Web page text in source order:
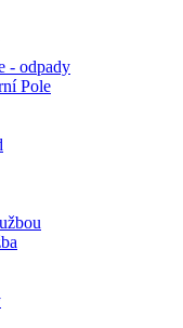
- odpady
Pole